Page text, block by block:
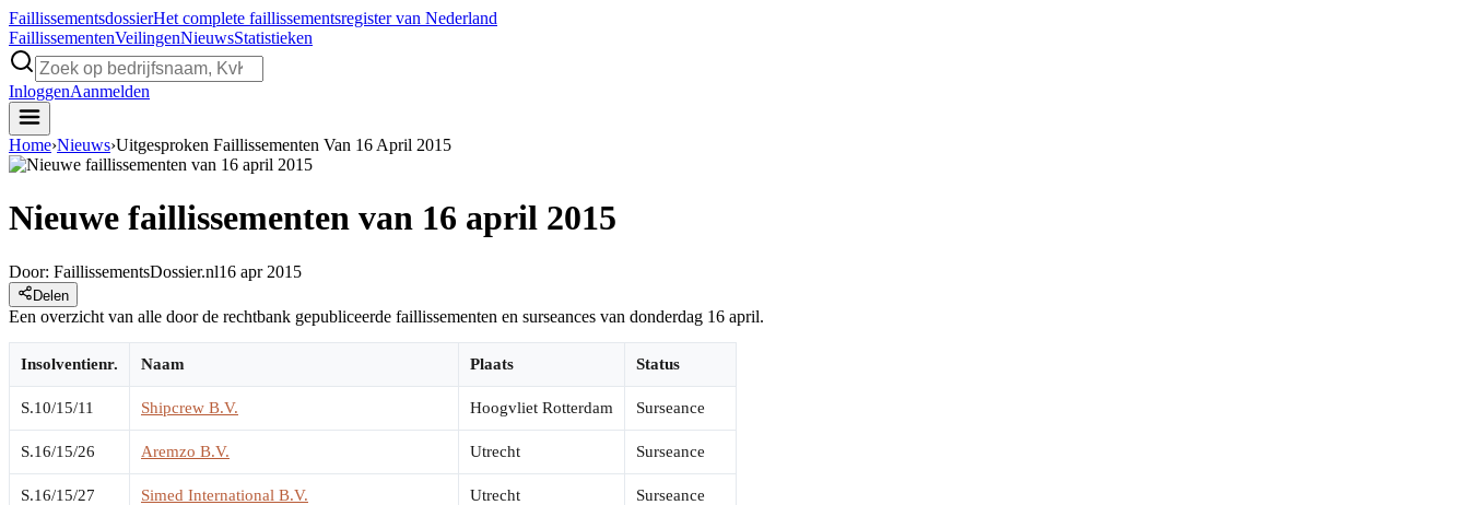
FaillissementsdossierHet complete faillissementsregister van Nederland
FaillissementenVeilingenNieuwsStatistieken
InloggenAanmelden
Home›Nieuws›Uitgesproken Faillissementen Van 16 April 2015
Nieuwe faillissementen van 16 april 2015
Door: FaillissementsDossier.nl16 apr 2015
Delen
Een overzicht van alle door de rechtbank gepubliceerde faillissementen en surseances van donderdag 16 april.
Insolventienr. Naam Plaats Status
S.10/15/11 Shipcrew B.V. Hoogvliet Rotterdam Surseance
S.16/15/26 Aremzo B.V. Utrecht Surseance
S.16/15/27 Simed International B.V. Utrecht Surseance